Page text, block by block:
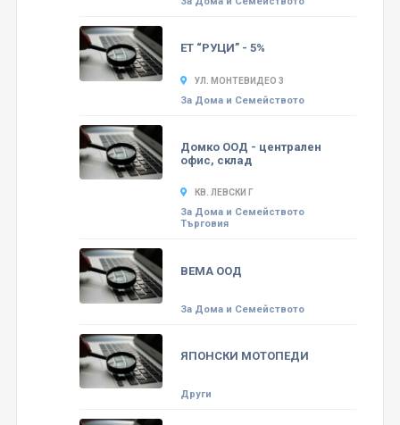
ЕТ “РУЦИ” - 5%
УЛ. МОНТЕВИДЕО 3
За Дома и Семейството
Домко ООД - централен
офис, склад
КВ. ЛЕВСКИ Г
За Дома и Семейството
Търговия
ВЕМА ООД
За Дома и Семейството
ЯПОНСКИ МОТОПЕДИ
Други